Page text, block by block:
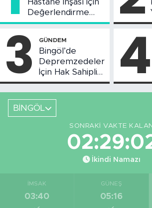
Değerlendirme
Toplantısı Yapıldı
3 GÜNDEM
Bingöl’de
Depremzedeler
İçin Hak Sahipliği
Askı Süreci
Başladı
4
BİNGÖL
SONRAKI VAKTE KALAN
İkindi Namazı
İMSAK
03:40
GÜNEŞ
05:16